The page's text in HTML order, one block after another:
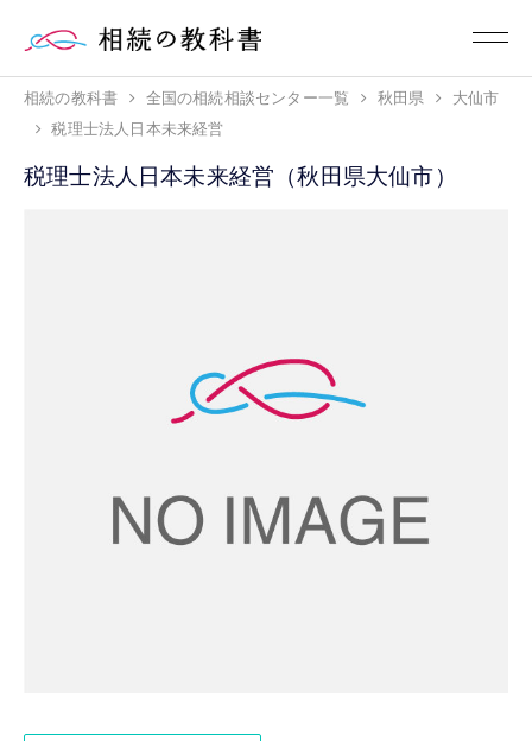
相続の教科書 全国の相続相談センター一覧 秋田県
大仙市
税理士法人日本未来経営
税理士法人日本未来経営（秋田県大仙市）